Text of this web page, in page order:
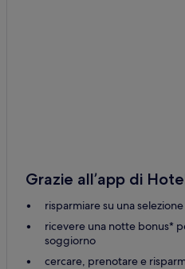
Grazie all’app di
risparmiare su una
ricevere una notte bonus*
soggiorno
cercare, prenotare e